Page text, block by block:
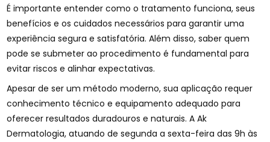
É importante entender como o tratamento funciona, seus
benefícios e os cuidados necessários para garantir uma
experiência segura e satisfatória. Além disso, saber quem
pode se submeter ao procedimento é fundamental para
evitar riscos e alinhar expectativas.
Apesar de ser um método moderno, sua aplicação requer
conhecimento técnico e equipamento adequado para
oferecer resultados duradouros e naturais. A Ak
Dermatologia, atuando de segunda a sexta-feira das 9h às